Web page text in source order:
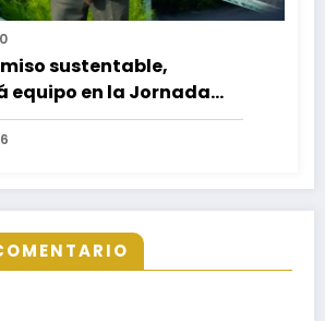
0
sustentable,
equipo en la Jornada
2026